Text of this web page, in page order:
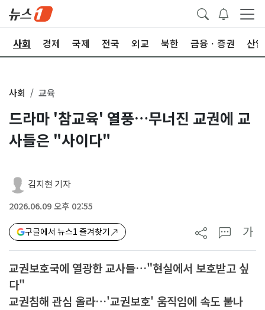
사회 경제 국제 전국 외교 북한 금융ㆍ증권 산업
사회 교육
드라마 '참교육' 열풍…무너진 교권에 교
사들은 "사이다"
김지현 기자
2026.06.09 오후 02:55
구글에서 뉴스1 즐겨찾기 가
교권보호국에 열광한 교사들…"현실에서 보호받고 싶
다"
교권침해 관심 올라…'교권보호' 움직임에 속도 붙나